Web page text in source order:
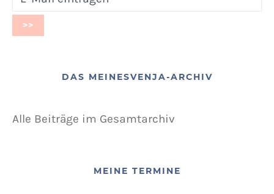
DAS MEINESVENJA-ARCHIV
Alle Beiträge im Gesamtarchiv
MEINE TERMINE